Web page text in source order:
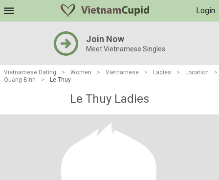
Login
Join Now
Meet Vietnamese Singles
Vietnamese Dating > Women > Vietnamese > Ladies > Location
>
Quảng Bình
> Le Thuy
Le Thuy Ladies